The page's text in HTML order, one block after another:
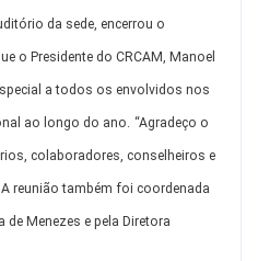
da sede, encerrou o
o Presidente do CRCAM, Manoel
a todos os envolvidos nos
ao longo do ano. “Agradeço o
colaboradores, conselheiros e
reunião também foi coordenada
de Menezes e pela Diretora